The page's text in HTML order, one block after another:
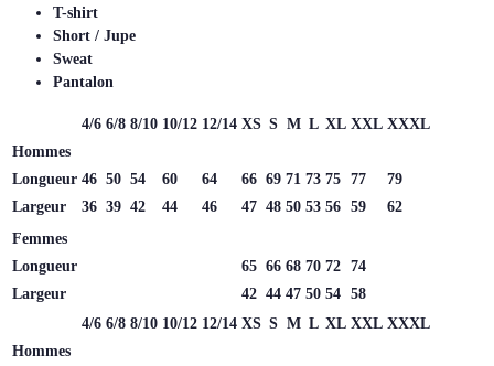
T-shirt
Short / Jupe
Sweat
Pantalon
4/6 6/8 8/10 10/12 12/14 XS S M L XL XXL XXXL
Hommes
Longueur 46 50 54 60 64 66 69 71 73 75 77
79
Largeur
36 39 42 44 46 47 48 50 53 56 59
62
Femmes
Longueur
65 66 68 70 72 74
Largeur
42 44 47 50 54 58
4/6 6/8 8/10 10/12 12/14 XS S M L XL XXL XXXL
Hommes